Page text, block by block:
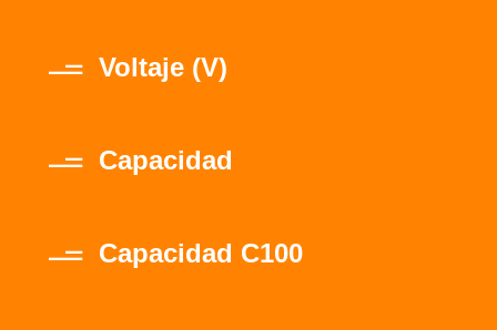
Voltaje (V)
Capacidad
Capacidad C100